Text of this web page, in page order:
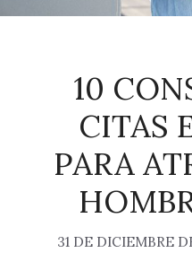
10
CITAS
PARA
31 DE DICIEMBRE